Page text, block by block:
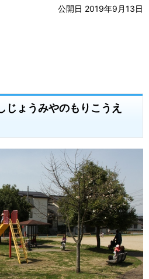
公開日 2019年9月13日
じょうみやのもりこうえ